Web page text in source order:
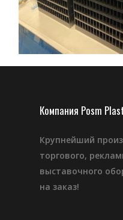
Компания Posm Plast
Крупнейший
торгового,
выставочного
на заказ!